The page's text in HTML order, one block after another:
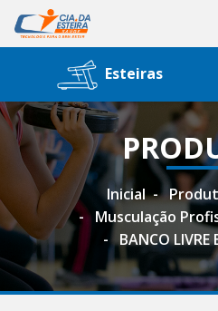
Esteiras
Inicial
Musculação
BANCO LIVRE